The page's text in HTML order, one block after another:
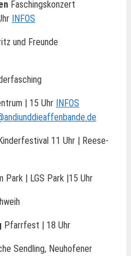
Faschingskonzert
INFOS
und Freunde
| 15 Uhr INFOS
11 Uhr | Reese-
Park | LGS Park |15 Uhr
Pfarrfest | 18 Uhr
Sendling, Neuhofener